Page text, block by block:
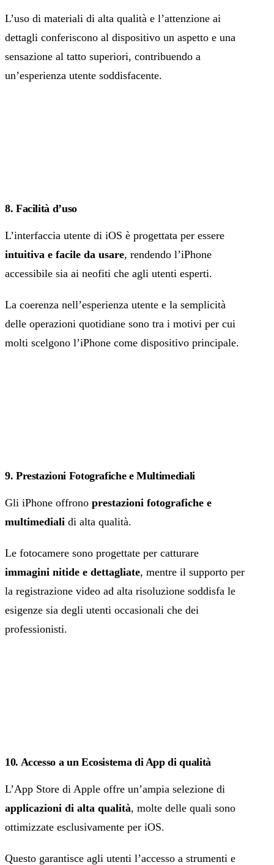
L’uso di materiali di alta qualità e l’attenzione ai
dettagli conferiscono al dispositivo un aspetto e una
sensazione al tatto superiori, contribuendo a
un’esperienza utente soddisfacente.
8. Facilità d’uso
L’interfaccia utente di iOS è progettata per essere
intuitiva e facile da usare, rendendo l’iPhone
accessibile sia ai neofiti che agli utenti esperti.
La coerenza nell’esperienza utente e la semplicità
delle operazioni quotidiane sono tra i motivi per cui
molti scelgono l’iPhone come dispositivo principale.
9. Prestazioni Fotografiche e Multimediali
Gli iPhone offrono prestazioni fotografiche e
multimediali di alta qualità.
Le fotocamere sono progettate per catturare
immagini nitide e dettagliate, mentre il supporto per
la registrazione video ad alta risoluzione soddisfa le
esigenze sia degli utenti occasionali che dei
professionisti.
10. Accesso a un Ecosistema di App di qualità
L’App Store di Apple offre un’ampia selezione di
applicazioni di alta qualità, molte delle quali sono
ottimizzate esclusivamente per iOS.
Questo garantisce agli utenti l’accesso a strumenti e